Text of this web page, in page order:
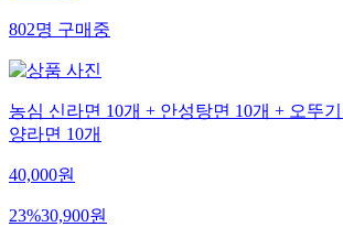
802명 구매중
농심 신라면 10개 + 안성탕면 10개 + 오뚜
양라면 10개
40,000원
23%30,900원